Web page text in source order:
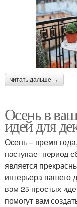
Осенние
Осенний
Цвета из
Осенние
читать дальше →
Осень в
идей для
Осень – время
наступает период
является
интерьера вашего
вам 25 простых
помогут вам